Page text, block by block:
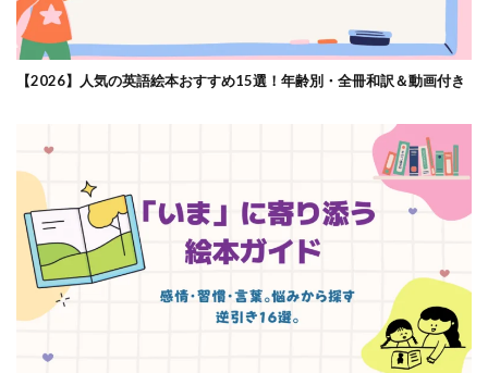
【2026】人気の英語絵本おすすめ15選！年齢別・全冊和訳＆動画付き